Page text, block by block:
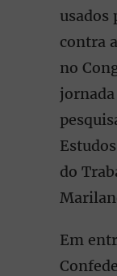
usados
contra
no
jornada
do
Em